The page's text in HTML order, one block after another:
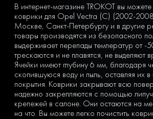
В интернет-магазине TROKOT вы можете
коврики для Opel Vectra (C) (2002-
Москве, Санкт-Петербургу и в другие
товары производятся из безопасного
выдерживает перепады температур от
трескаются и не плавятся, не выделяют
Ячейки имеют глубину 6 мм, благодаря
скопившуюся воду и пыль, оставляя их
покрытия. Коврики закрывают всю
надежно закрепляются с помощью
крепежей в салоне. Они остаются на
на что. Вы можете легко почистить